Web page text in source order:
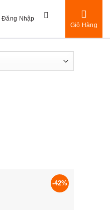
Đăng Nhập
Giỏ Hàng
-42%